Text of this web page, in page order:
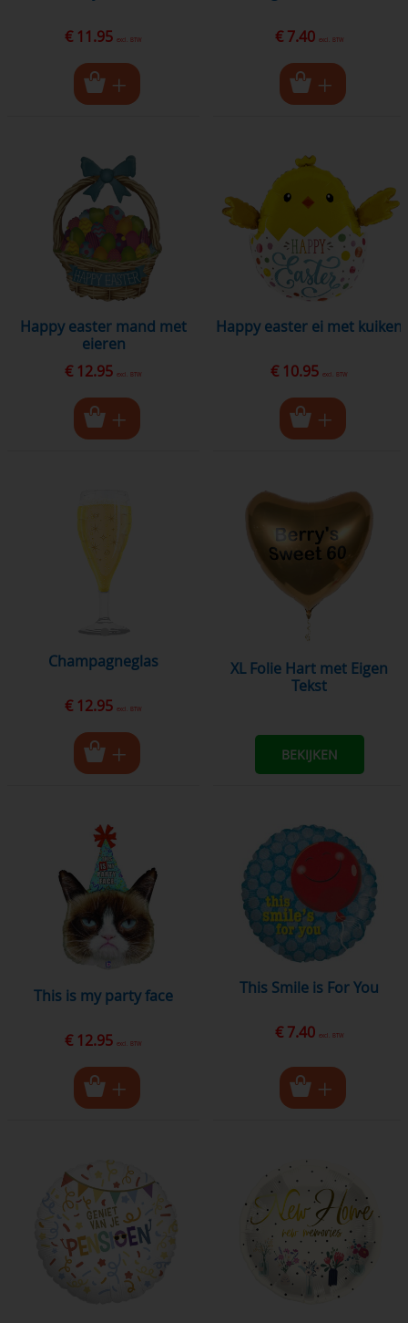
€ 11.95 excl. BTW € 7.40 excl. BTW
happy easter mand met
eieren
€ 12.95 excl. BTW
happy easter ei met kuiken
€ 10.95 excl. BTW
champagneglas
€ 12.95 excl. BTW
XL Folie Hart met Eigen
Tekst
BEKIJKEN
this is my party face
€ 12.95 excl. BTW
This Smile is For You
€ 7.40 excl. BTW